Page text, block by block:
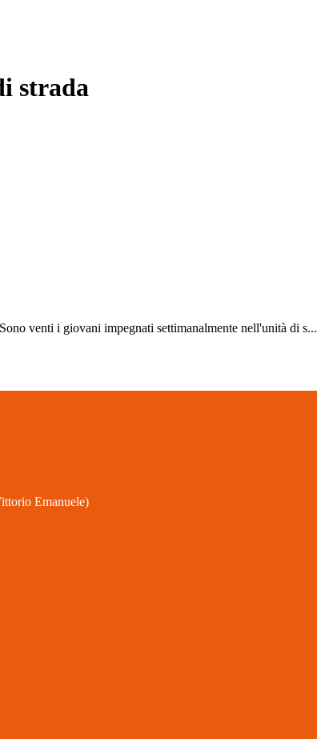
strada
venti i giovani impegnati settimanalmente nell'unità di s...
Emanuele)